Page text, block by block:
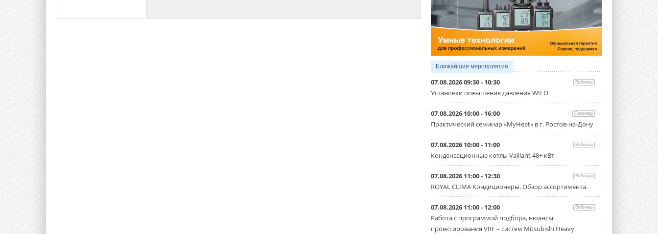
Ближайшие мероприятия
07.08.2026 09:30 - 10:30 Вебинар
Установки повышения давления WILO
07.08.2026 10:00 - 16:00 Семинар
Практический семинар «MyHeat» в г. Ростов-на-Дону
07.08.2026 10:00 - 11:00 Вебинар
Конденсационные котлы Vaillant 48+ кВт
07.08.2026 11:00 - 12:30 Вебинар
ROYAL CLIMA Кондиционеры. Обзор ассортимента.
07.08.2026 11:00 - 12:00 Вебинар
Работа с программой подбора, нюансы
проектирования VRF – систем Mitsubishi Heavy